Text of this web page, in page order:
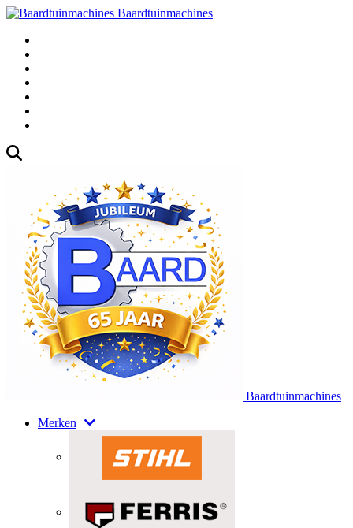
Baardtuinmachines
Baardtuinmachines
Merken